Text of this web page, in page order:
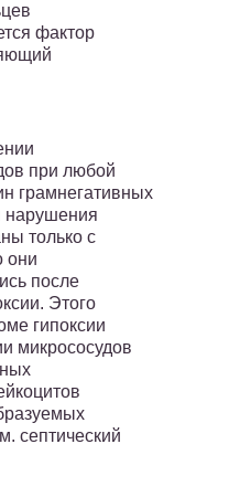
фактор
при любой
грамнегативных
нарушения
только с
они
после
Этого
гипоксии
микрососудов
септический